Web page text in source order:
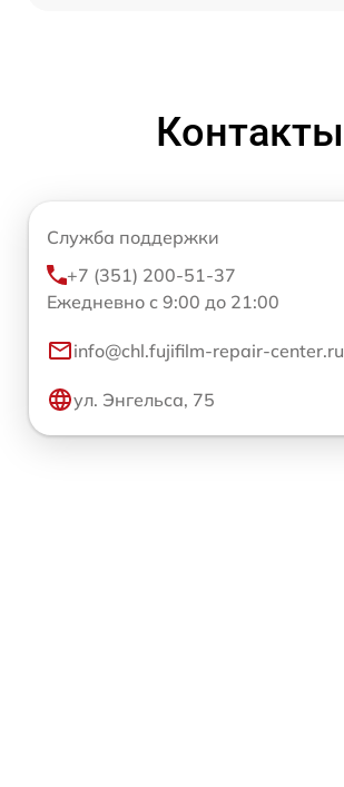
Контакты
Служба поддержки
+7 (351) 200-51-37
Ежедневно с 9:00 до 21:00
info@chl.fujifilm-repair-center.ru
ул. Энгельса, 75